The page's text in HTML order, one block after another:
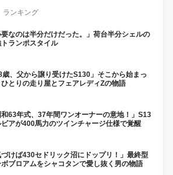
ランキング
要なのは半分だけだった。」荷台半分シェルの
ランポスタイル
歳、父から譲り受けたS130」そこから始まっ
とりの走り屋とフェアレディZの物語
和63年式、37年間ワンオーナーの意地！」S13
ビアが400馬力のツインチャージ仕様で覚醒
づけば430セドリック沼にドップリ！」最終型
ボブロアムをシャコタンで愛し抜く男の物語